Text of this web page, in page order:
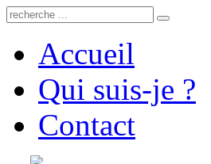
Accueil
Qui suis-je ?
Contact